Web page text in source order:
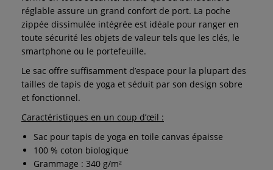
réglable assure un grand confort de port. La poche
zippée dissimulée intégrée est idéale pour ranger en
toute sécurité les objets de valeur tels que les clés, le
smartphone ou le portefeuille.
Le sac offre suffisamment d’espace pour la plupart des
tailles de tapis de yoga et séduit par son design sobre
et fonctionnel.
Caractéristiques en un coup d’œil :
Sac pour tapis de yoga en toile canvas épaisse
100 % coton biologique
Grammage : 340 g/m²